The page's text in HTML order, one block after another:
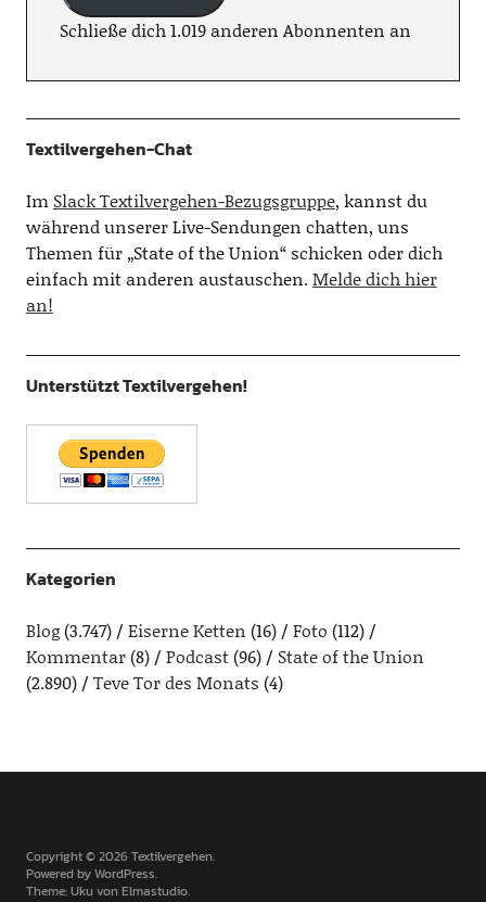
Schließe dich 1.019 anderen Abonnenten an
Textilvergehen-Chat
Im Slack Textilvergehen-Bezugsgruppe, kannst du
während unserer Live-Sendungen chatten, uns
Themen für „State of the Union“ schicken oder dich
einfach mit anderen austauschen.Melde dich hier
an!
Unterstützt Textilvergehen!
Kategorien
Blog(3.747) Eiserne Ketten (16) Foto (112)
Kommentar(8) Podcast(96)
State of the Union
(2.890)
Teve Tor des Monats (4)
Copyright © 2026 Textilvergehen
Powered byWordPress
Theme: Uku vonElmastudio